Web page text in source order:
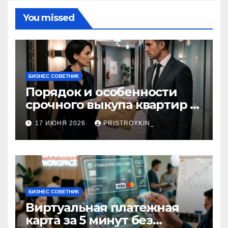
You missed
БИЗНЕС СОВЕТНИК
Порядок и особенности
срочного выкупа квартир в
срок 1–3 дня
17 ИЮНЯ 2026 PRISTROYKIN_
БИЗНЕС СОВЕТНИК
Виртуальная платежная
карта за 5 минут без